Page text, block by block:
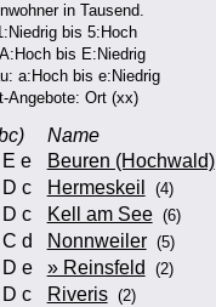
in Tausend.
bis 5:Hoch
bis E:Niedrig
a:Hoch bis e:Niedrig
Angebote: Ort (xx)
Name
E e Beuren (Hochwald)
D c Hermeskeil (4)
c Kell am See (6)
C d Nonnweiler (5)
D e » Reinsfeld (2)
D c Riveris (2)